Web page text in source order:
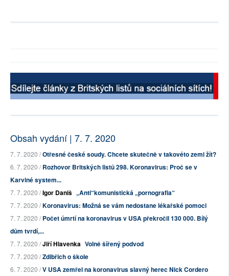
Obsah vydání | 7. 7. 2020
7. 7. 2020 /Otřesné české soudy. Chcete skutečně v takovéto zemi žít?
6. 7. 2020 /Rozhovor Britských listů 298. Koronavirus: Proč se v
Karviné system...
7. 7. 2020 /Igor Daniš „Anti“komunistická „pornografia“
7. 7. 2020 /Koronavirus: Možná se vám nedostane lékařské pomoci
7. 7. 2020 /Počet úmrtí na koronavirus v USA překročil 130 000. Bílý
dům tvrdí,...
7. 7. 2020 /Jiří Hlavenka Volně šířený podvod
7. 7. 2020 /Zdibřich o škole
6. 7. 2020 /V USA zemřel na koronavirus slavný herec Nick Cordero